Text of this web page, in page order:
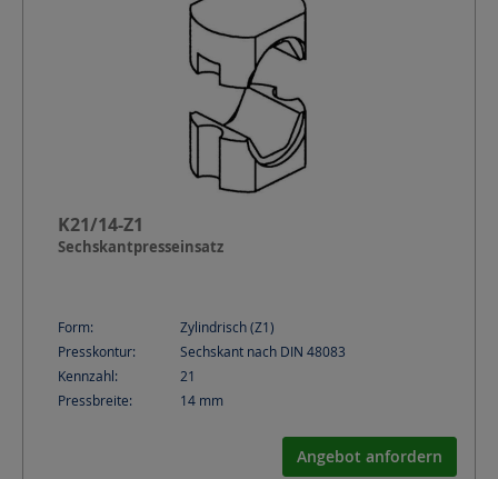
K21/14-Z1
Sechskantpresseinsatz
Form:
Zylindrisch (Z1)
Presskontur:
Sechskant nach DIN 48083
Kennzahl:
21
Pressbreite:
14 mm
Angebot anfordern